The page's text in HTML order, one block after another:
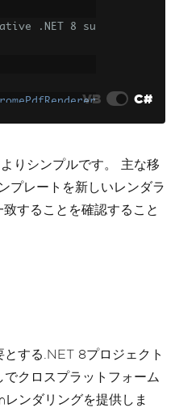
.NET 8 su
VB C#
りシンプルです。 主な移
プレートを新しいレンダラ
することを確認すること
する.NET 8プロジェクト
クロスプラットフォーム
ンダリングを提供しま